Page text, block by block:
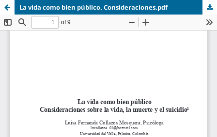
La vida como bien público. Consideraciones.pdf